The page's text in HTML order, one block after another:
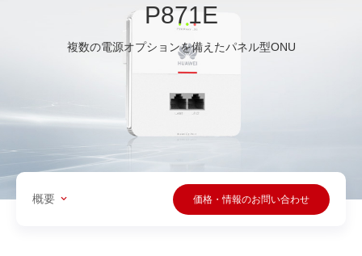
P871E
複数の電源オプションを備えたパネル型ONU
概要 価格・情報のお問い合わせ